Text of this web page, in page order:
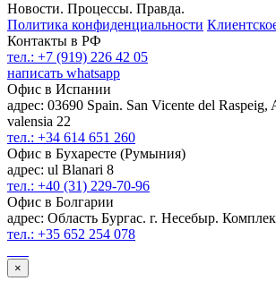
Новости. Процессы. Правда.
Политика конфиденциальности
Контакты в РФ
тел.: +7 (919) 226 42 05
написать whatsapp
Офис в Испании
адрес: 03690 Spain. San Vicente del Raspeig,
valensia 22
тел.: +34 614 651 260
Офис в Бухаресте (Румыния)
адрес: ul Blanari 8
тел.: +40 (31) 229-70-96
Офис в Болгарии
адрес: Область Бургас. г. Несебыр.
тел.: +35 652 254 078
×